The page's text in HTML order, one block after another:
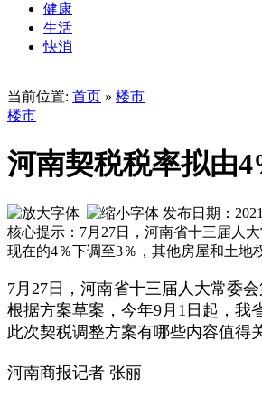
健康
生活
快消
当前位置: 首页 » 楼市
楼市
河南契税税率拟由
发布日期：
核心提示：7月27日，河南省十三届人
现在的4％下调至3％，其他房屋和土地
7月27日，河南省十三届人大常委
根据方案草案，今年9月1日起，我
此次契税调整方案有哪些内容值得
河南商报记者 张丽